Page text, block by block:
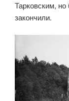
Тарковским,
закончили.